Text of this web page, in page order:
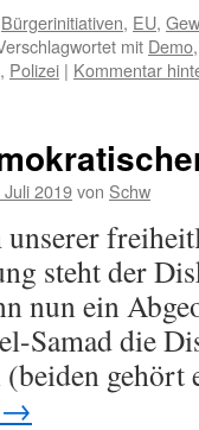
Bürgerinitiativen, EU,
mit Demo,
, Polizei | Kommentar
Juli 2019von Schw
steht der
nun ein
Samad die
→